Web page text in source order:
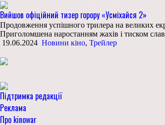
Вийшов офіційний тизер горору «Усміхайся 2»
Продовження успішного трилера на великих
Приголомшена наростанням жахів і тиском
19.06.2024 Новини кіно, Трейлер
Підтримка редакції
Реклама
Про kinowar